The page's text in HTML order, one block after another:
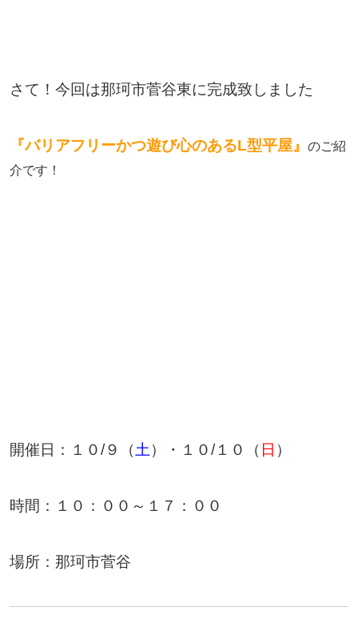
さて！今回は那珂市菅谷東に完成致しました
『バリアフリーかつ遊び心のあるL型平屋』 のご紹
介です！
開催日：１０/９（ 土 ）・１０/１０（ 日 ）
時間：１０：００～１７：００
場所：那珂市菅谷